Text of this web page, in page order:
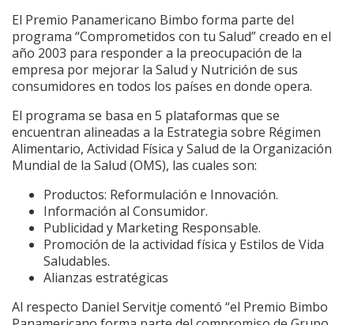
El Premio Panamericano Bimbo forma parte del
programa “Comprometidos con tu Salud” creado en el
año 2003 para responder a la preocupación de la
empresa por mejorar la Salud y Nutrición de sus
consumidores en todos los países en donde opera.
El programa se basa en 5 plataformas que se
encuentran alineadas a la Estrategia sobre Régimen
Alimentario, Actividad Física y Salud de la Organización
Mundial de la Salud (OMS), las cuales son:
Productos: Reformulación e Innovación.
Información al Consumidor.
Publicidad y Marketing Responsable.
Promoción de la actividad física y Estilos de Vida
Saludables.
Alianzas estratégicas
Al respecto Daniel Servitje comentó “el Premio Bimbo